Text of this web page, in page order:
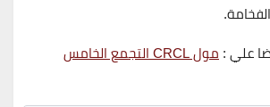
.
:مول CRCL التجمع الخامس